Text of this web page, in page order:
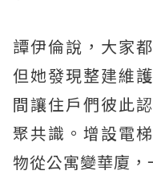
譚伊倫說，大家
但她發現整建維
間讓住戶們彼此
聚共識。增設電
物從公寓變華廈，